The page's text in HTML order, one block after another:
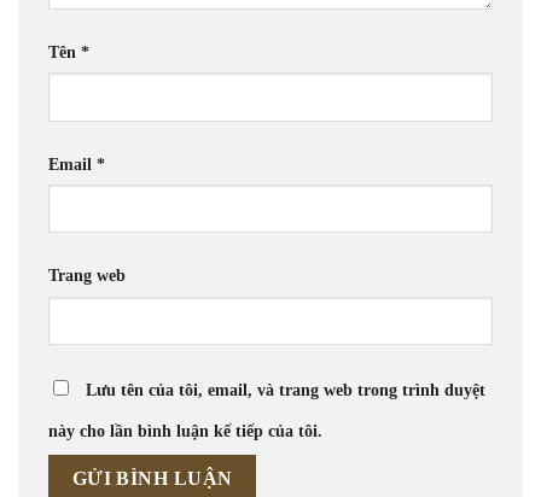
Tên *
Email *
Trang web
Lưu tên của tôi, email, và trang web trong trình duyệt
này cho lần bình luận kế tiếp của tôi.